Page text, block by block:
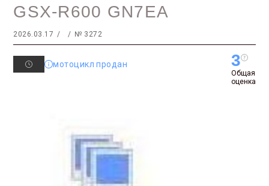
GSX-R600 GN7EA
2026.03.17 № 3272
мотоцикл продан 3
Общая
оценка